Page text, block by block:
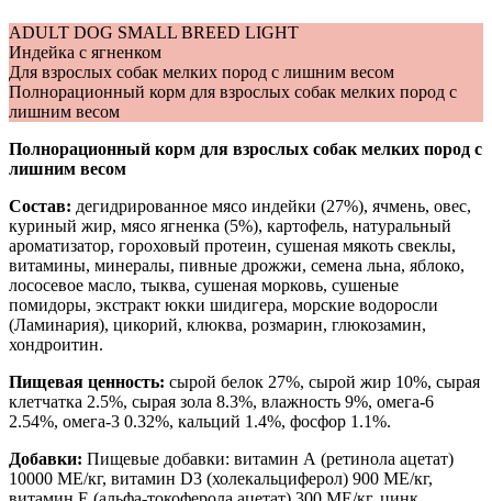
ADULT DOG SMALL BREED LIGHT
Индейка с ягненком
Для взрослых собак мелких пород с лишним весом
Полнорационный корм для взрослых собак мелких пород с
лишним весом
Полнорационный корм для взрослых собак мелких пород с
лишним весом
Состав: дегидрированное мясо индейки (27%), ячмень, овес,
куриный жир, мясо ягненка (5%), картофель, натуральный
ароматизатор, гороховый протеин, сушеная мякоть свеклы,
витамины, минералы, пивные дрожжи, семена льна, яблоко,
лососевое масло, тыква, сушеная морковь, сушеные
помидоры, экстракт юкки шидигера, морские водоросли
(Ламинария), цикорий, клюква, розмарин, глюкозамин,
хондроитин.
Пищевая ценность: сырой белок 27%, сырой жир 10%, сырая
клетчатка 2.5%, сырая зола 8.3%, влажность 9%, омега-6
2.54%, омега-3 0.32%, кальций 1.4%, фосфор 1.1%.
Добавки: Пищевые добавки: витамин А (ретинола ацетат)
10000 МЕ/кг, витамин D3 (холекальциферол) 900 МЕ/кг,